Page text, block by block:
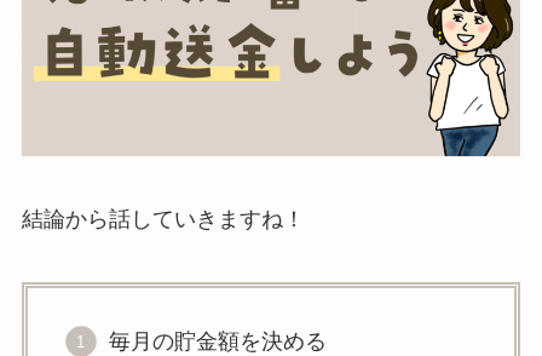
結論から話していきますね！
毎月の貯金額を決める